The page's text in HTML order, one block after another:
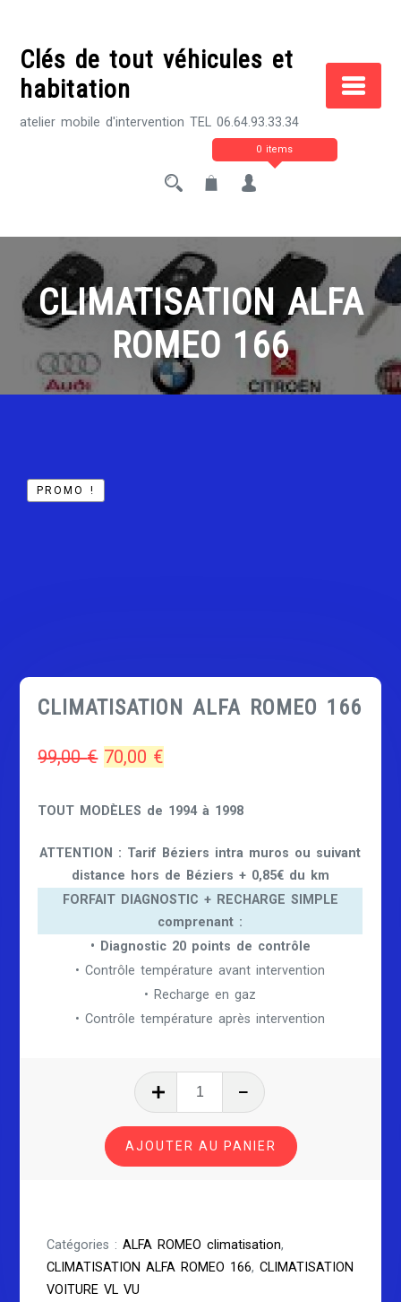
contentClés de tout véhicules et
habitation
atelier mobile d'intervention TEL 06.64.93.33.34
0 items
CLIMATISATION ALFA
ROMEO 166
PROMO !
CLIMATISATION ALFA ROMEO 166
99,00€ Le
initial
était :
99,00 €.
70,00 €
actuel
est :
70,00 €.
TOUT MODÈLES de 1994 à 1998
ATTENTION : Tarif Béziers intra muros ou suivant
distance hors de Béziers + 0,85€ du km
FORFAIT DIAGNOSTIC + RECHARGE SIMPLE
comprenant :
• Diagnostic 20 points de contrôle
• Contrôle température avant intervention
• Recharge en gaz
• Contrôle température après intervention
quantité
CLIMATISATION
ALFA
ROMEO
AJOUTER AU PANIER
Catégories :ALFA ROMEO climatisation,
CLIMATISATION ALFA ROMEO 166,CLIMATISATION
VOITURE VL VU